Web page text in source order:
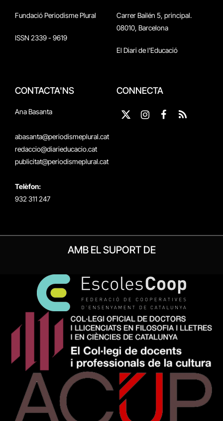
Fundació Periodisme Plural
ISSN 2339 - 9619
Carrer Bailén 5, principal.
08010, Barcelona
El Diari de l'Educació
CONTACTA'NS
Ana Basanta
abasanta@periodismeplural.cat
redaccio@diarieducacio.cat
publicitat@periodismeplural.cat
Telèfon:
932 311 247
CONNECTA
X
Instagram
Facebook
RSS
AMB EL SUPORT DE